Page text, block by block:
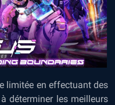
limitée en effectuant des
déterminer les meilleurs